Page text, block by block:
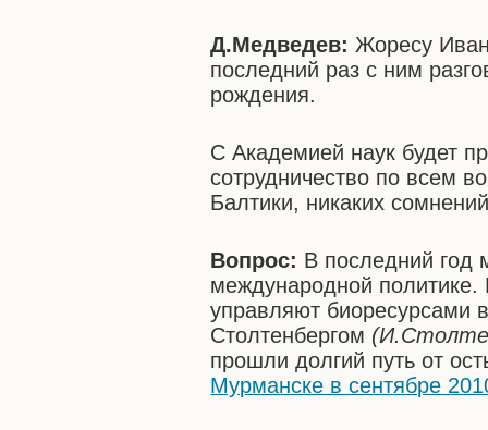
Д.Медведев: Жоресу
последний раз с ним
рождения.
С Академией наук будет
сотрудничество по всем
Балтики, никаких
Вопрос: В последний
международной политике.
управляют биоресурсами
Столтенбергом
прошли долгий путь от
Мурманске в сентябре